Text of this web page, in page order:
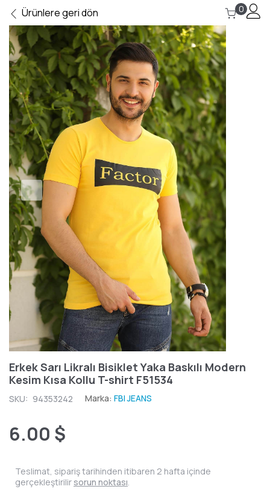
Ürünlere geri dön 0
Erkek Sarı Likralı Bisiklet Yaka Baskılı Modern
Kesim Kısa Kollu T-shirt F51534
SKU: 94353242 Marka: FBI JEANS
6.00 $
Teslimat, sipariş tarihinden itibaren 2 hafta içinde
gerçekleştirilir sorun noktası.